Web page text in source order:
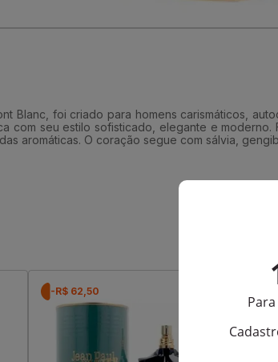
Blanc, foi criado para homens carismáticos,
com seu estilo sofisticado, elegante e
aromáticas. O coração segue com sálvia,
-R$ 62,50